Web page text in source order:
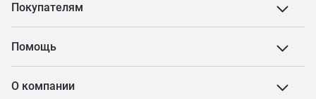
Покупателям
Помощь
О компании